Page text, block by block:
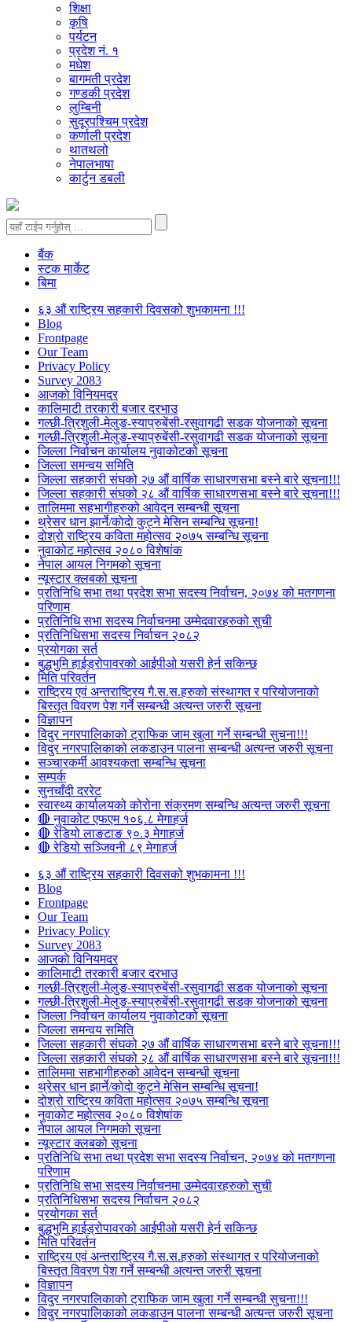
शिक्षा
कृषि
पर्यटन
प्रदेश नं. १
मधेश
बागमती प्रदेश
गण्डकी प्रदेश
लुम्बिनी
सुदूरपश्चिम प्रदेश
कर्णाली प्रदेश
थातथलो
नेपालभाषा
कार्टुन डबली
बैंक
स्टक मार्केट
बिमा
६३ औं राष्ट्रिय सहकारी दिवसको शुभकामना !!!
Blog
Frontpage
Our Team
Privacy Policy
Survey 2083
आजकाे विनियमदर
कालिमाटी तरकारी बजार दरभाउ
गल्छी-त्रिशुली-मेलुङ-स्याप्रुबेंसी-रसुवागढी सडक योजनाको सूचना
गल्छी-त्रिशुली-मेलुङ-स्याप्रुबेंसी-रसुवागढी सडक योजनाको सूचना
जिल्ला निर्वाचन कार्यालय नुवाकोटको सूचना
जिल्ला समन्वय समिति
जिल्ला सहकारी संघको २७ औं वार्षिक साधारणसभा बस्ने बारे सूचना!!!
जिल्ला सहकारी संघको २८ औं वार्षिक साधारणसभा बस्ने बारे सूचना!!!
तालिममा सहभागीहरुको आवेदन सम्बन्धी सूचना
थ्रेसर धान झार्ने/काेदाे कुट्ने मेसिन सम्बन्धि सूचना!
दोश्रो राष्ट्रिय कविता महोत्सव २०७५ सम्बन्धि सूचना
नुवाकोट महोत्सव २०८० विशेषांक
नेपाल आयल निगमको सूचना
न्यूस्टार क्लबको सूचना
प्रतिनिधि सभा तथा प्रदेश सभा सदस्य निर्वाचन, २०७४ को मतगणना
परिणाम
प्रतिनिधि सभा सदस्य निर्वाचनमा उम्मेदवारहरुको सुची
प्रतिनिधिसभा सदस्य निर्वाचन २०८२
प्रयोगका सर्त
बुद्धभुमि हाईड्रोपावरको आईपीओ यसरी हेर्न सकिन्छ
मिति परिवर्तन
राष्ट्रिय एवं अन्तराष्ट्रिय गै.स.स.हरुको संस्थागत र परियोजनाको
बिस्तृत विवरण पेश गर्ने सम्बन्धी अत्यन्त जरुरी सूचना
विज्ञापन
विदुर नगरपालिकाको ट्राफिक जाम खुला गर्ने सम्बन्धी सुचना!!!
विदुर नगरपालिकाको लकडाउन पालना सम्बन्धी अत्यन्त जरुरी सूचना
सञ्चारकर्मी आवश्यकता सम्बन्धि सूचना
सम्पर्क
सुनचाँदी दररेट
स्वास्थ्य कार्यालयको कोरोना संक्रमण सम्बन्धि अत्यन्त जरुरी सूचना
🔴 नुवाकोट एफएम १०६.८ मेगाहर्ज
🔴 रेडियो लाङटाङ ९०.३ मेगाहर्ज
🔴 रेडियो सञ्जिवनी ८९ मेगाहर्ज
६३ औं राष्ट्रिय सहकारी दिवसको शुभकामना !!!
Blog
Frontpage
Our Team
Privacy Policy
Survey 2083
आजकाे विनियमदर
कालिमाटी तरकारी बजार दरभाउ
गल्छी-त्रिशुली-मेलुङ-स्याप्रुबेंसी-रसुवागढी सडक योजनाको सूचना
गल्छी-त्रिशुली-मेलुङ-स्याप्रुबेंसी-रसुवागढी सडक योजनाको सूचना
जिल्ला निर्वाचन कार्यालय नुवाकोटको सूचना
जिल्ला समन्वय समिति
जिल्ला सहकारी संघको २७ औं वार्षिक साधारणसभा बस्ने बारे सूचना!!!
जिल्ला सहकारी संघको २८ औं वार्षिक साधारणसभा बस्ने बारे सूचना!!!
तालिममा सहभागीहरुको आवेदन सम्बन्धी सूचना
थ्रेसर धान झार्ने/काेदाे कुट्ने मेसिन सम्बन्धि सूचना!
दोश्रो राष्ट्रिय कविता महोत्सव २०७५ सम्बन्धि सूचना
नुवाकोट महोत्सव २०८० विशेषांक
नेपाल आयल निगमको सूचना
न्यूस्टार क्लबको सूचना
प्रतिनिधि सभा तथा प्रदेश सभा सदस्य निर्वाचन, २०७४ को मतगणना
परिणाम
प्रतिनिधि सभा सदस्य निर्वाचनमा उम्मेदवारहरुको सुची
प्रतिनिधिसभा सदस्य निर्वाचन २०८२
प्रयोगका सर्त
बुद्धभुमि हाईड्रोपावरको आईपीओ यसरी हेर्न सकिन्छ
मिति परिवर्तन
राष्ट्रिय एवं अन्तराष्ट्रिय गै.स.स.हरुको संस्थागत र परियोजनाको
बिस्तृत विवरण पेश गर्ने सम्बन्धी अत्यन्त जरुरी सूचना
विज्ञापन
विदुर नगरपालिकाको ट्राफिक जाम खुला गर्ने सम्बन्धी सुचना!!!
विदुर नगरपालिकाको लकडाउन पालना सम्बन्धी अत्यन्त जरुरी सूचना